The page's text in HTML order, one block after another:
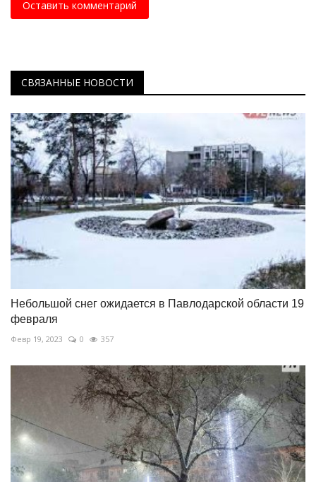
Оставить комментарий
СВЯЗАННЫЕ НОВОСТИ
Небольшой снег ожидается в Павлодарской области 19
февраля
Февр 19, 2023 0 357